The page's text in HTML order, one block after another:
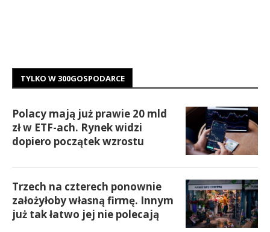
TYLKO W 300GOSPODARCE
Polacy mają już prawie 20 mld
zł w ETF-ach. Rynek widzi
dopiero początek wzrostu
Trzech na czterech ponownie
założyłoby własną firmę. Innym
już tak łatwo jej nie polecają